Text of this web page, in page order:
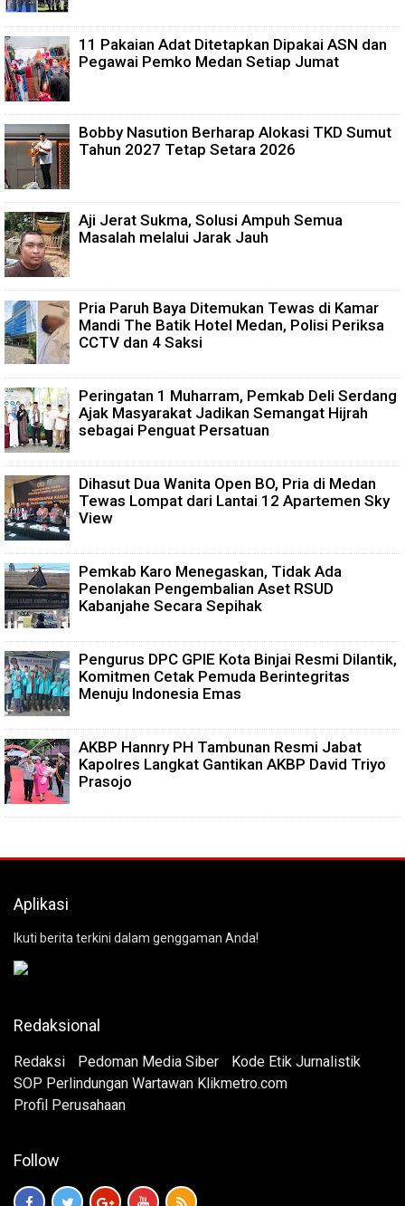
11 Pakaian Adat Ditetapkan Dipakai ASN dan
Pegawai Pemko Medan Setiap Jumat
Bobby Nasution Berharap Alokasi TKD Sumut
Tahun 2027 Tetap Setara 2026
Aji Jerat Sukma, Solusi Ampuh Semua
Masalah melalui Jarak Jauh
Pria Paruh Baya Ditemukan Tewas di Kamar
Mandi The Batik Hotel Medan, Polisi Periksa
CCTV dan 4 Saksi
Peringatan 1 Muharram, Pemkab Deli Serdang
Ajak Masyarakat Jadikan Semangat Hijrah
sebagai Penguat Persatuan
Dihasut Dua Wanita Open BO, Pria di Medan
Tewas Lompat dari Lantai 12 Apartemen Sky
View
Pemkab Karo Menegaskan, Tidak Ada
Penolakan Pengembalian Aset RSUD
Kabanjahe Secara Sepihak
Pengurus DPC GPIE Kota Binjai Resmi Dilantik,
Komitmen Cetak Pemuda Berintegritas
Menuju Indonesia Emas
AKBP Hannry PH Tambunan Resmi Jabat
Kapolres Langkat Gantikan AKBP David Triyo
Prasojo
Aplikasi
Ikuti berita terkini dalam genggaman Anda!
Redaksional
Redaksi Pedoman Media Siber
Kode Etik Jurnalistik
SOP Perlindungan Wartawan Klikmetro.com
Profil Perusahaan
Follow